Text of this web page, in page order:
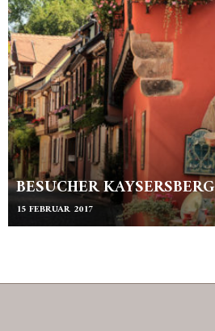
BESUCHER KAYSERSBERG
15 FEBRUAR 2017